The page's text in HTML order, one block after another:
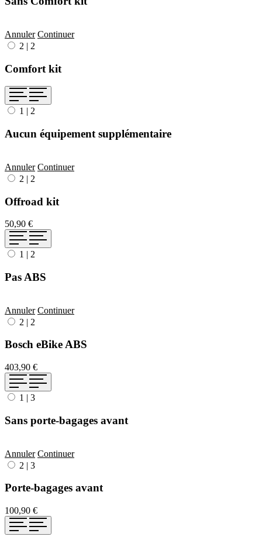
Annuler Continuer
2 | 2
Comfort kit
1 | 2
Aucun équipement supplémentaire
Annuler Continuer
2 | 2
Offroad kit
50,90 €
1 | 2
Pas ABS
Annuler Continuer
2 | 2
Bosch eBike ABS
403,90 €
1 | 3
Sans porte-bagages avant
Annuler Continuer
2 | 3
Porte-bagages avant
100,90 €